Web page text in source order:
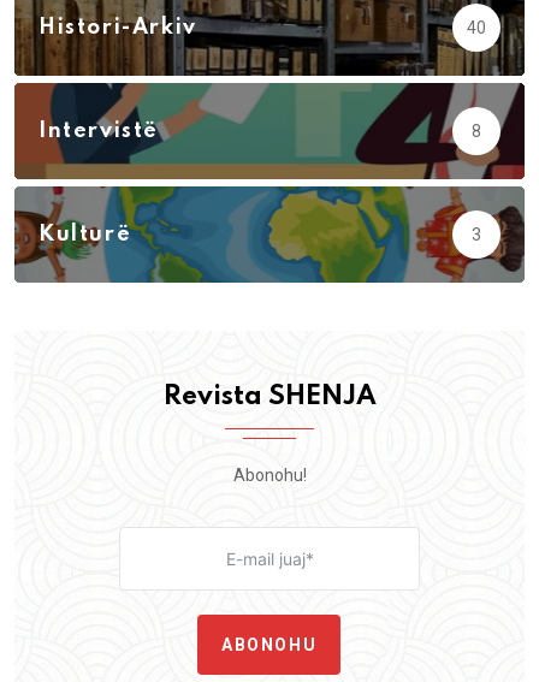
Histori-Arkiv 40
Intervistë 8
Kulturë 3
Revista SHENJA
Abonohu!
ABONOHU